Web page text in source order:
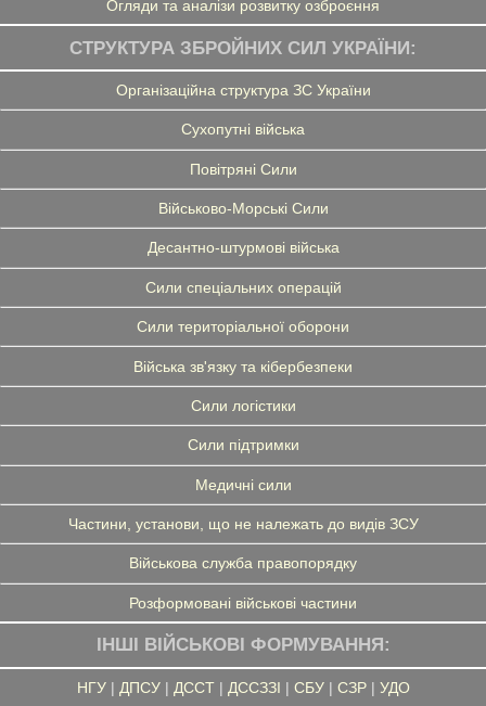
Огляди та аналізи розвитку озброєння
СТРУКТУРА ЗБРОЙНИХ СИЛ УКРАЇНИ:
Організаційна структура ЗС України
Сухопутні війська
Повітряні Сили
Військово-Морські Сили
Десантно-штурмові війська
Сили спеціальних операцій
Сили територіальної оборони
Війська зв'язку та кібербезпеки
Сили логістики
Сили підтримки
Медичні сили
Частини, установи, що не належать до видів ЗСУ
Військова служба правопорядку
Розформовані військові частини
ІНШІ ВІЙСЬКОВІ ФОРМУВАННЯ:
НГУ| ДПСУ| ДССТ| ДССЗЗІ | СБУ| СЗР| УДО